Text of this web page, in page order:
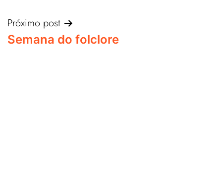
Próximo post
Semana do folclore